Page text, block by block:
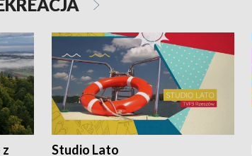
Studio Lato